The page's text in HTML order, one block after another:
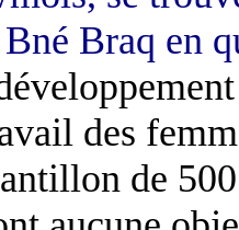
Bné Braq en
des
de